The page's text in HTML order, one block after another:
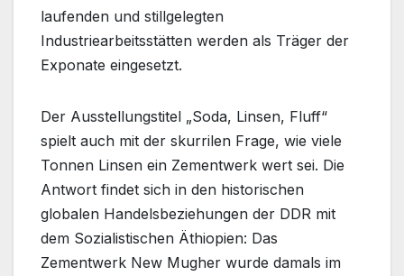
laufenden und stillgelegten
Industriearbeitsstätten werden als Träger der
Exponate eingesetzt.
Der Ausstellungstitel „Soda, Linsen, Fluff“
spielt auch mit der skurrilen Frage, wie viele
Tonnen Linsen ein Zementwerk wert sei. Die
Antwort findet sich in den historischen
globalen Handelsbeziehungen der DDR mit
dem Sozialistischen Äthiopien: Das
Zementwerk New Mugher wurde damals im